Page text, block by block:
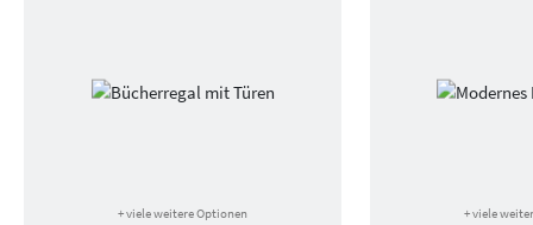
+ viele weitere Optionen + viele